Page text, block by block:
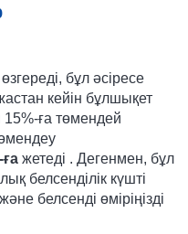
бұл әсіресе
кейін бұлшықет
ға төмендей
жетеді . Дегенмен, бұл
белсенділік күшті
белсенді өміріңізді